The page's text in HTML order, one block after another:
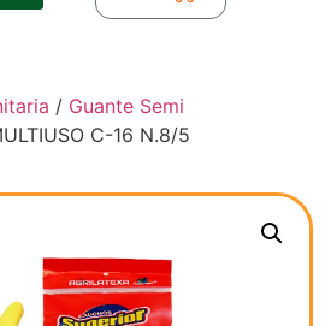
/ Guante Semi
C-16 N.8/5